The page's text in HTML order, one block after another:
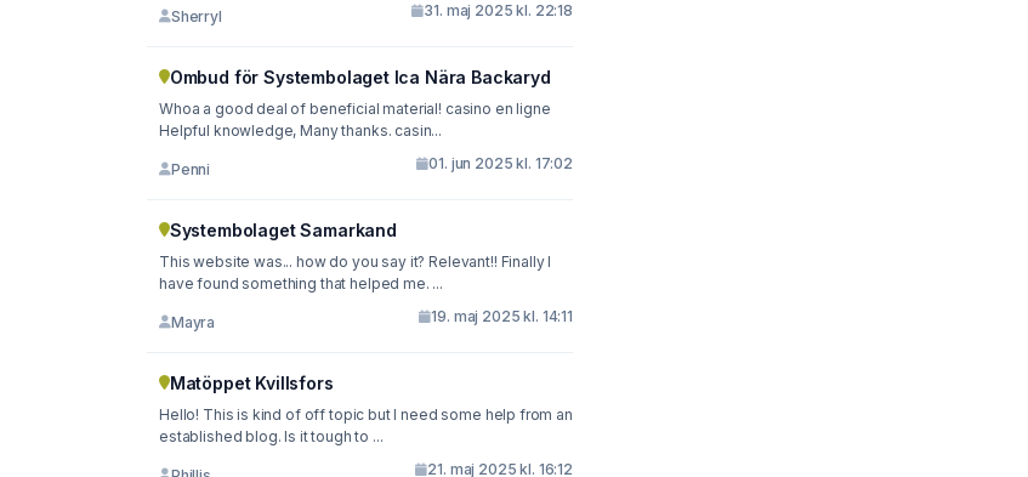
Sherryl 31. maj 2025 kl. 22:18
Ombud för Systembolaget Ica Nära Backaryd
Whoa a good deal of beneficial material! casino en ligne
Helpful knowledge, Many thanks. casin...
Penni 01. jun 2025 kl. 17:02
Systembolaget Samarkand
This website was... how do you say it? Relevant!! Finally I
have found something that helped me. ...
Mayra 19. maj 2025 kl. 14:11
Matöppet Kvillsfors
Hello! This is kind of off topic but I need some help from an
established blog. Is it tough to ...
21. maj 2025 kl. 16:12